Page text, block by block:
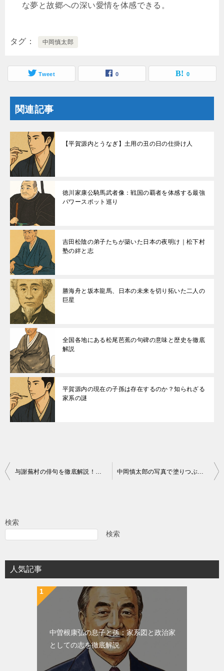
な夢と故郷への深い愛情を体感できる。
タグ 中岡慎太郎
Tweet 0 0
関連記事
【平賀源内とうなぎ】土用の丑の日の仕掛け人
徳川家康公騎馬武者像：戦国の覇者を体感する最強
パワースポット巡り
吉田松陰の弟子たちが築いた日本の夜明け｜松下村
塾の絆と志
勝海舟と坂本龍馬、日本の未来を切り拓いた二人の
巨星
全国各地にある松尾芭蕉の句碑の意味と歴史を徹底
解説
平賀源内の現在の子孫は存在するのか？知られざる
家系の謎
投
ビ
シ
ョ
検索
検索
人気記事
中曽根康弘の息子と孫：家系図と政治家
としての志を徹底解説